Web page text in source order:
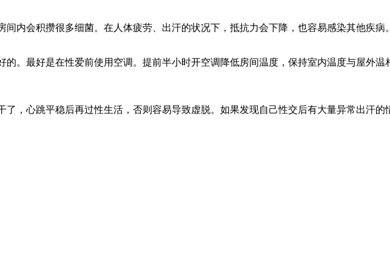
会积攒很多细菌。在人体疲劳、出汗的状况下，抵抗力会下降，也容易感染其他疾病。
最好是在性爱前使用空调。提前半小时开空调降低房间温度，保持室内温度与屋外温
心跳平稳后再过性生活，否则容易导致虚脱。如果发现自己性交后有大量异常出汗的